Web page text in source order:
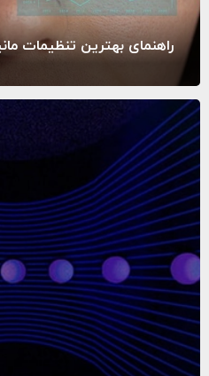
راهنمای بهترین تنظیمات